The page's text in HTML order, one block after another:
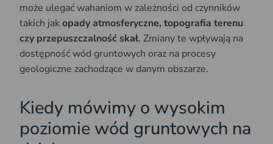
może ulegać wahaniom w zależności od czynników
takich jakopady atmosferyczne, topografia terenu
czy przepuszczalność skał. Zmiany te wpływają na
dostępność wód gruntowych oraz na procesy
geologiczne zachodzące w danym obszarze.
Kiedy mówimy o wysokim
poziomie wód gruntowych na